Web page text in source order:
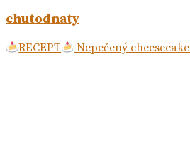
chutodnaty
RECEPT Nepečený cheesecake